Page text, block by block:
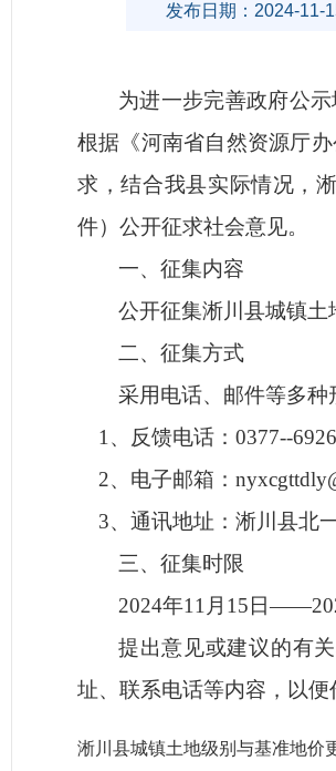
发布日期：2024-11-
为进一步完善政府公
根据《河南省自然资源厅
求，结合我县实际情况，
件）公开征求社会意见。
一、征集内容
公开征集淅川县城镇
二、征集方式
采用电话、邮件等多种
1、反馈电话： 0377--
2、 电子邮箱：
3、 通讯地址：淅川县北
三、征集时限
2024年11月15日
提出意见或建议的有
址、联系电话等内容，以便
淅川县城镇土地级别与基准地价